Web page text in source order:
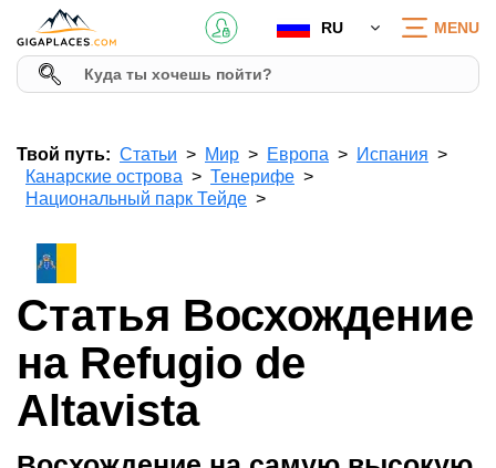
RU MENU
Твой путь: Статьи Мир Европа
Испания
Канарские острова
Тенерифе
Национальный парк Тейде
Статья Восхождение
на Refugio de
Altavista